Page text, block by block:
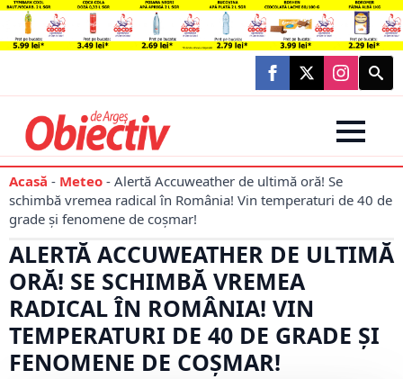
Search
for:
Acasă - Meteo - Alertă Accuweather de ultimă oră! Se
schimbă vremea radical în România! Vin temperaturi de 40 de
grade și fenomene de coșmar!
ALERTĂ ACCUWEATHER DE ULTIMĂ
ORĂ! SE SCHIMBĂ VREMEA
RADICAL ÎN ROMÂNIA! VIN
TEMPERATURI DE 40 DE GRADE ȘI
FENOMENE DE COȘMAR!